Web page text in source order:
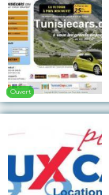
Ouvert